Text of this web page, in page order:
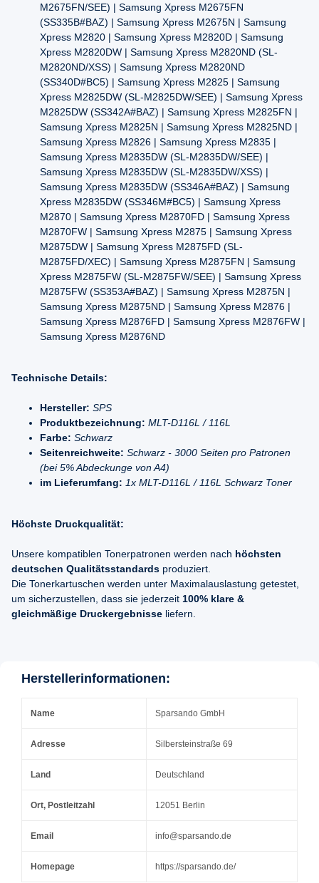
M2675FN/SEE) | Samsung Xpress M2675FN
(SS335B#BAZ) | Samsung Xpress M2675N | Samsung
Xpress M2820 | Samsung Xpress M2820D | Samsung
Xpress M2820DW | Samsung Xpress M2820ND (SL-
M2820ND/XSS) | Samsung Xpress M2820ND
(SS340D#BC5) | Samsung Xpress M2825 | Samsung
Xpress M2825DW (SL-M2825DW/SEE) | Samsung Xpress
M2825DW (SS342A#BAZ) | Samsung Xpress M2825FN |
Samsung Xpress M2825N | Samsung Xpress M2825ND |
Samsung Xpress M2826 | Samsung Xpress M2835 |
Samsung Xpress M2835DW (SL-M2835DW/SEE) |
Samsung Xpress M2835DW (SL-M2835DW/XSS) |
Samsung Xpress M2835DW (SS346A#BAZ) | Samsung
Xpress M2835DW (SS346M#BC5) | Samsung Xpress
M2870 | Samsung Xpress M2870FD | Samsung Xpress
M2870FW | Samsung Xpress M2875 | Samsung Xpress
M2875DW | Samsung Xpress M2875FD (SL-
M2875FD/XEC) | Samsung Xpress M2875FN | Samsung
Xpress M2875FW (SL-M2875FW/SEE) | Samsung Xpress
M2875FW (SS353A#BAZ) | Samsung Xpress M2875N |
Samsung Xpress M2875ND | Samsung Xpress M2876 |
Samsung Xpress M2876FD | Samsung Xpress M2876FW |
Samsung Xpress M2876ND
Technische Details:
Hersteller: SPS
Produktbezeichnung: MLT-D116L / 116L
Farbe: Schwarz
Seitenreichweite: Schwarz - 3000 Seiten pro Patronen
(bei 5% Abdeckunge von A4)
im Lieferumfang: 1x MLT-D116L / 116L Schwarz Toner
Höchste Druckqualität:
Unsere kompatiblen Tonerpatronen werden nach höchsten
deutschen Qualitätsstandards produziert.
Die Tonerkartuschen werden unter Maximalauslastung getestet,
um sicherzustellen, dass sie jederzeit 100% klare &
gleichmäßige Druckergebnisse liefern.
Herstellerinformationen:
Name Sparsando GmbH
Adresse Silbersteinstraße 69
Land Deutschland
Ort, Postleitzahl 12051 Berlin
Email info@sparsando.de
Homepage https://sparsando.de/